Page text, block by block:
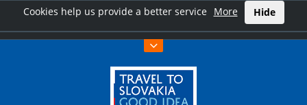
Cookies help us provide a better service More Hide